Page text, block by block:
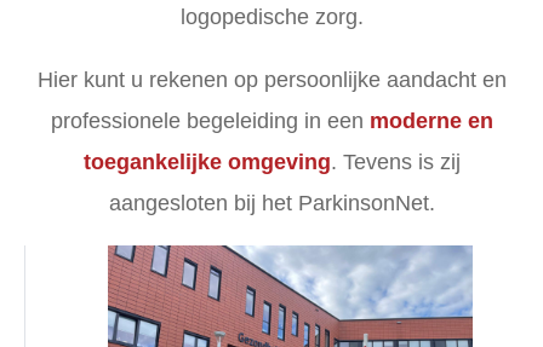
logopedische zorg.
Hier kunt u rekenen op persoonlijke aandacht en
professionele begeleiding in een moderne en
toegankelijke omgeving. Tevens is zij
aangesloten bij het ParkinsonNet.